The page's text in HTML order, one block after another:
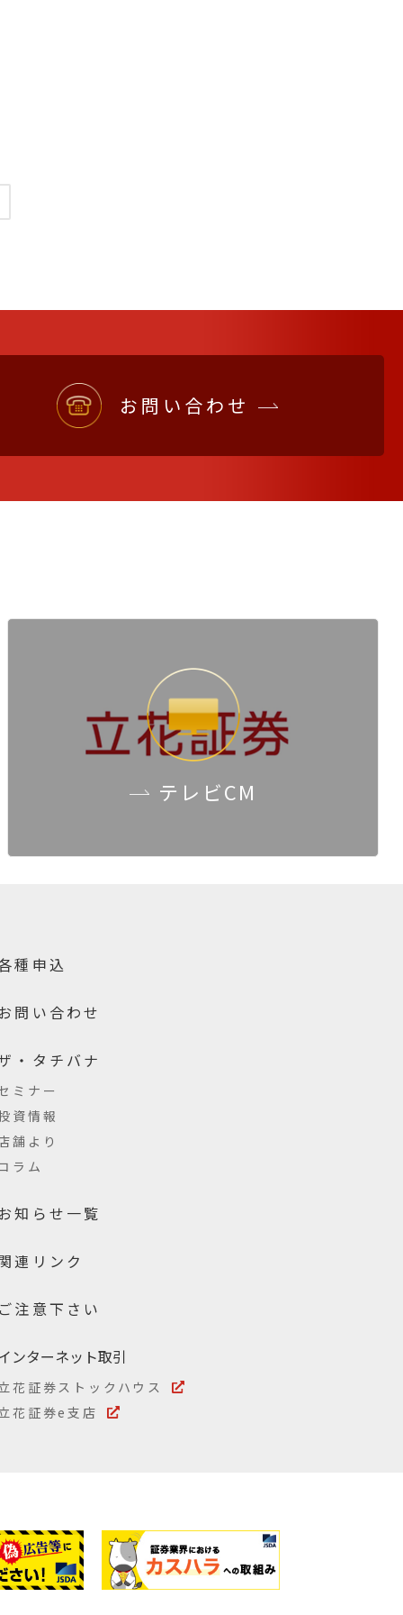
お問い合わせ
テレビCM
種申込
問い合わせ
・タチバナ
ミナー
資情報
舗より
コラム
知らせ一覧
連リンク
ご注意下さい
ンターネット取引
花証券ストックハウス
花証券e支店